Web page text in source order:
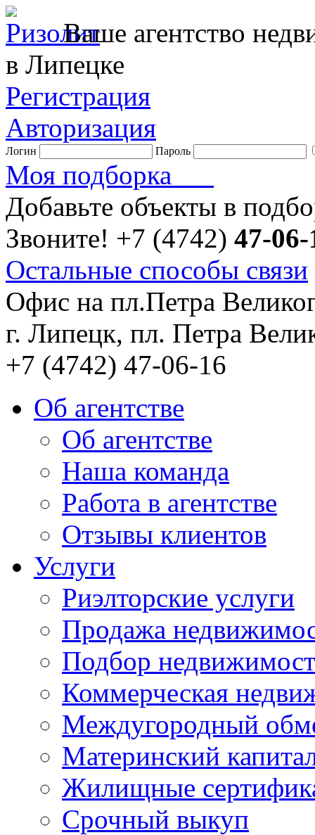
Ваше агентство
в Липецке
Регистрация
Авторизация
Логин Пароль
Моя подборка
Добавьте объекты в
Звоните! +7 (4742) 47-06-
Остальные способы связи
Офис на пл.Петра
г. Липецк, пл. Петра
+7 (4742) 47-06-16
Об агентстве
Об агентстве
Наша команда
Работа в агентстве
Отзывы клиентов
Услуги
Риэлторские услуги
Продажа
Подбор
Коммерческая
Междугородный
Материнский
Жилищные
Срочный выкуп